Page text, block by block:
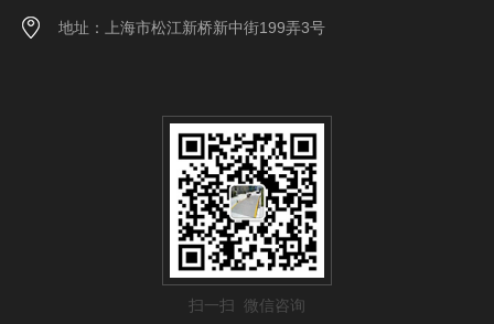
地址：上海市松江新桥新中街199弄3号
扫一扫 微信咨询